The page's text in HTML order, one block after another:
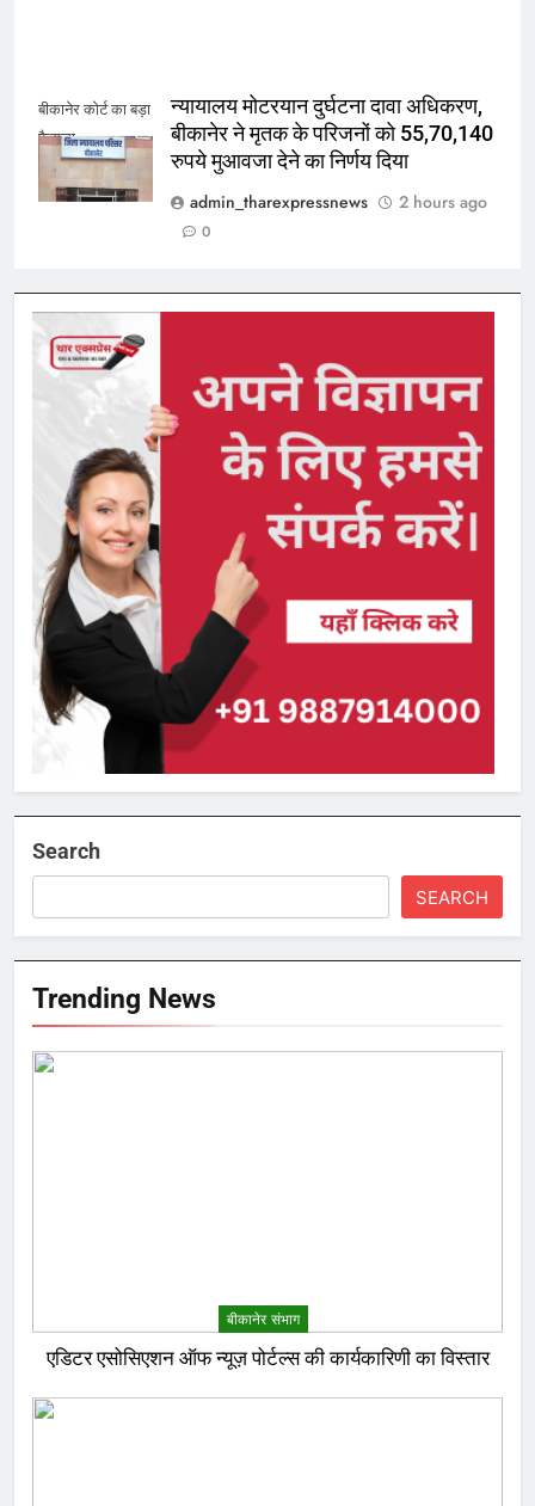
बीकानेर कोर्ट का बड़ा
फैसला
न्यायालय मोटरयान दुर्घटना दावा अधिकरण,
बीकानेर ने मृतक के परिजनों को 55,70,140
रुपये मुआवजा देने का निर्णय दिया
admin_tharexpressnews
2 hours ago
0
Search
SEARCH
Trending News
बीकानेर संभाग
एडिटर एसोसिएशन ऑफ न्यूज़ पोर्टल्स की कार्यकारिणी का विस्तार